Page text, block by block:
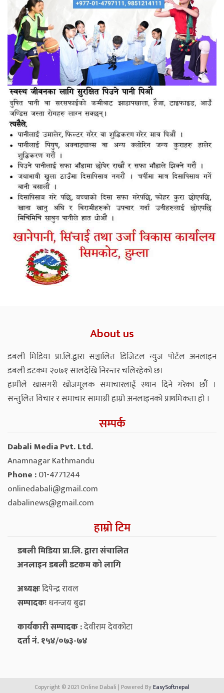
About us
डबली मिडिया प्रा.लि.द्वारा सञ्चालित डिजिटल न्युज पोर्टल अनलाइन
डबली डटकम २०७१ सालदेखि निरन्तर चलिरहेको छ।
हामीले खासगरी खोजमूलक समाचारलाई स्थान दिने गरेका छौं ।
सन्तुलित विचार र समाचार सामाग्री हाम्रो अनलाइनको प्राथमिकता हो ।
सम्पर्क
Dabali Media Pvt. Ltd.
Anamnagar Kathmandu
Phone :01-4771244
onlinedabali@gmail.com
dabalinews@gmail.com
हाम्रो टिम
डबली मिडिया प्रा.लि. द्वारा संचालित
अनलाइन डबली डटकम को लागि
अध्यक्षःदिपेन्द्र रावल
सम्पादकःधनन्‍जय बुढा
कार्यकारी सम्पादक :देवीराम देवकोटा
दर्ता नं. १५४/०७३-७४
Copyright © 2021 Online Dabali | Powered ByEasySoftnepal